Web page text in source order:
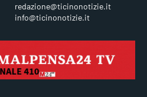
redazione@ticinonotizie.it
info@ticinonotizie.it